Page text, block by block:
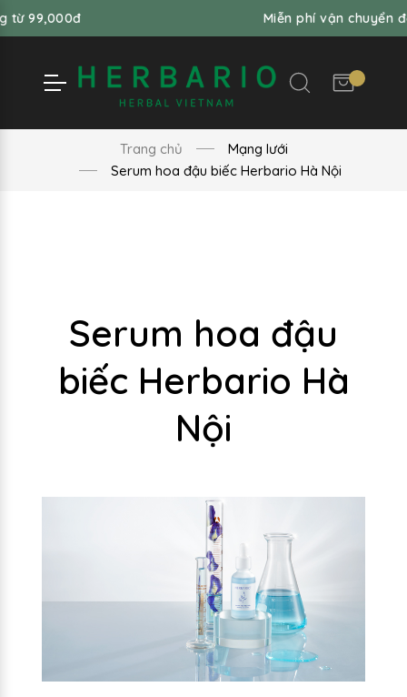
Miễn phí vận chuyển đơn hàng
Trang chủ
Mạng lưới
Serum hoa đậu biếc Herbario Hà Nội
Serum hoa đậu
biếc Herbario Hà
Nội